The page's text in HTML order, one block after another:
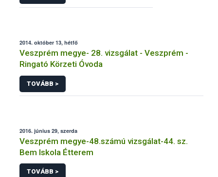
2014. október 13, hétfő
Veszprém megye- 28. vizsgálat - Veszprém -
Ringató Körzeti Óvoda
TOVÁBB >
2016. június 29, szerda
Veszprém megye-48.számú vizsgálat-44. sz.
Bem Iskola Étterem
TOVÁBB >